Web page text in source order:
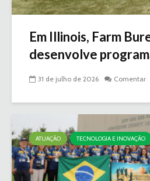
Em Illinois, Farm
desenvolve
31 de julho de 2026 Comentar
ATUAÇÃO TECNOLOGIA E INOVAÇÃO